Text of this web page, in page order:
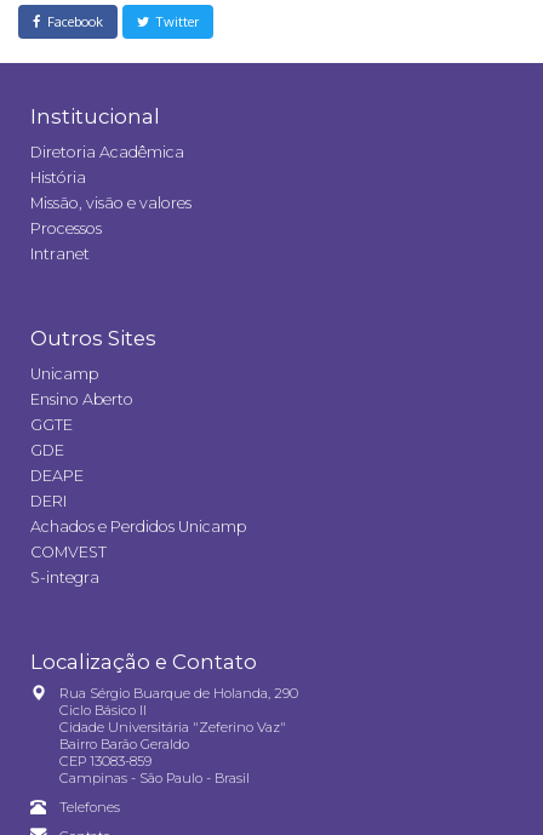
Facebook Twitter
Institucional
Diretoria Acadêmica
História
Missão, visão e valores
Processos
Intranet
Outros Sites
Unicamp
Ensino Aberto
GGTE
GDE
DEAPE
DERI
Achados e Perdidos Unicamp
COMVEST
S-integra
Localização e Contato
Rua Sérgio Buarque de Holanda, 290
Ciclo Básico II
Cidade Universitária "Zeferino Vaz"
Bairro Barão Geraldo
CEP 13083-859
Campinas - São Paulo - Brasil
Telefones